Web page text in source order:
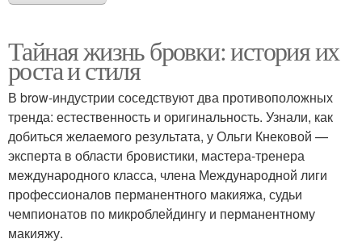
Тайная жизнь бровки: история их
роста и стиля
В brow-индустрии соседствуют два противоположных
тренда: естественность и оригинальность. Узнали, как
добиться желаемого результата, у Ольги Кнековой —
эксперта в области бровистики, мастера-тренера
международного класса, члена Международной лиги
профессионалов перманентного макияжа, судьи
чемпионатов по микроблейдингу и перманентному
макияжу.